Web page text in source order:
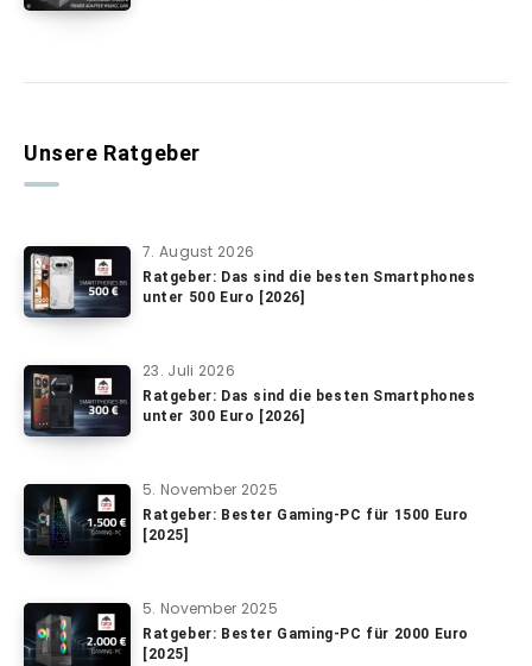
Unsere Ratgeber
7. August 2026
Ratgeber: Das sind die besten Smartphones
unter 500 Euro [2026]
23. Juli 2026
Ratgeber: Das sind die besten Smartphones
unter 300 Euro [2026]
5. November 2025
Ratgeber: Bester Gaming-PC für 1500 Euro
[2025]
5. November 2025
Ratgeber: Bester Gaming-PC für 2000 Euro
[2025]